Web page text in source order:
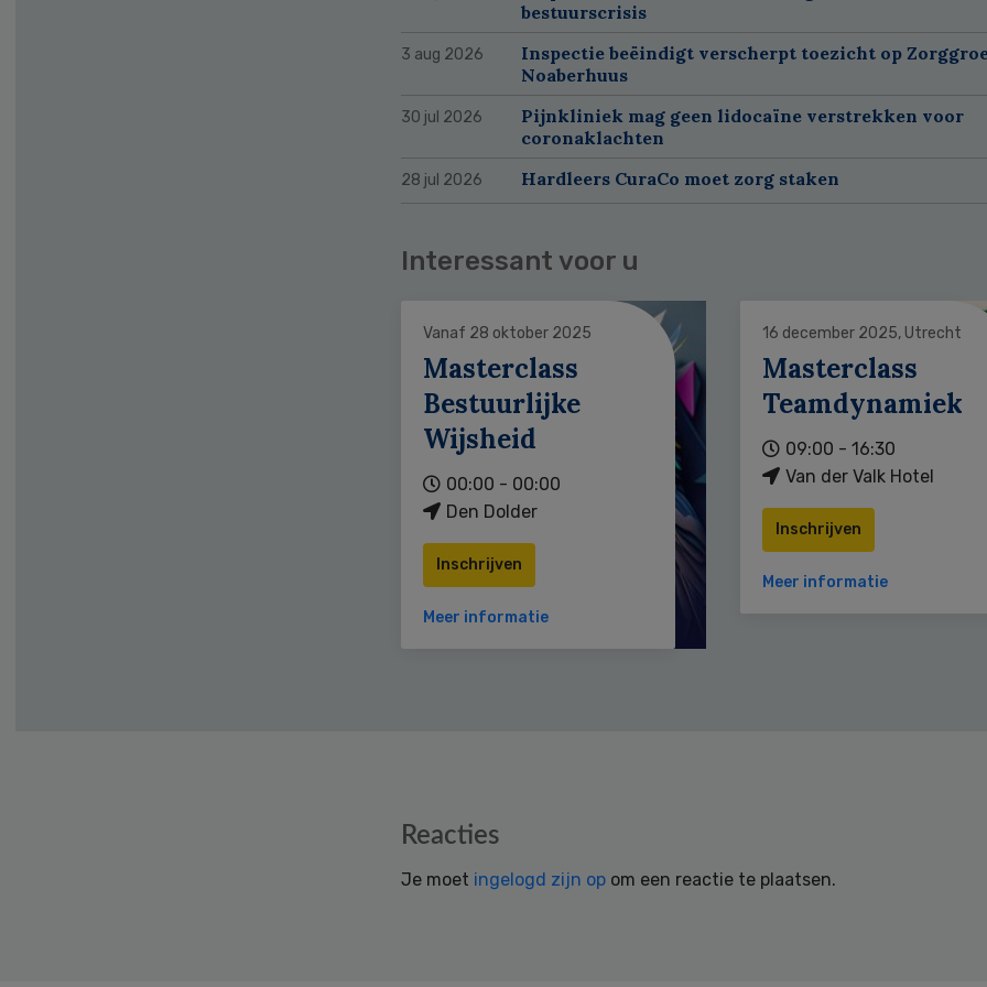
bestuurscrisis
3 aug 2026
Inspectie beëindigt verscherpt toezicht op
Noaberhuus
30 jul 2026
Pijnkliniek mag geen lidocaïne verstrekken voor
coronaklachten
28 jul 2026 Hardleers CuraCo moet zorg staken
Interessant voor u
Vanaf 28 oktober 2025
Masterclass
Bestuurlijke
Wijsheid
00:00 - 00:00
Den Dolder
Inschrijven
Meer informatie
16 december 2025, Utrecht
Masterclass
Teamdynamiek
09:00 - 16:30
Van der Valk Hotel
Inschrijven
Meer informatie
Reacties
Je moet ingelogd zijn op om een reactie te plaatsen.